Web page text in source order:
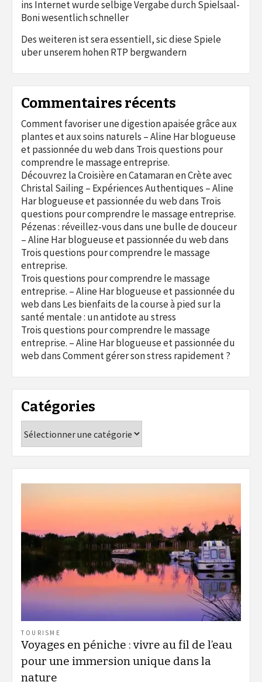
ins Internet wurde selbige Vergabe durch Spielsaal-
Boni wesentlich schneller
Des weiteren ist sera essentiell, sic diese Spiele
uber unserem hohen RTP bergwandern
Commentaires récents
Comment favoriser une digestion apaisée grâce aux
plantes et aux soins naturels – Aline Har blogueuse
et passionnée du webdans Trois questions pour
comprendre le massage entreprise.
Découvrez la Croisière en Catamaran en Crète avec
Christal Sailing – Expériences Authentiques – Aline
Har blogueuse et passionnée du webdans Trois
questions pour comprendre le massage entreprise.
Pézenas : réveillez-vous dans une bulle de douceur
– Aline Har blogueuse et passionnée du webdans
Trois questions pour comprendre le massage
entreprise.
Trois questions pour comprendre le massage
entreprise. – Aline Har blogueuse et passionnée du
webdans Les bienfaits de la course à pied sur la
santé mentale : un antidote au stress
Trois questions pour comprendre le massage
entreprise. – Aline Har blogueuse et passionnée du
webdansComment gérer son stress rapidement ?
Catégories
TOURISME
Voyages en péniche : vivre au fil de l’eau
pour une immersion unique dans la
nature